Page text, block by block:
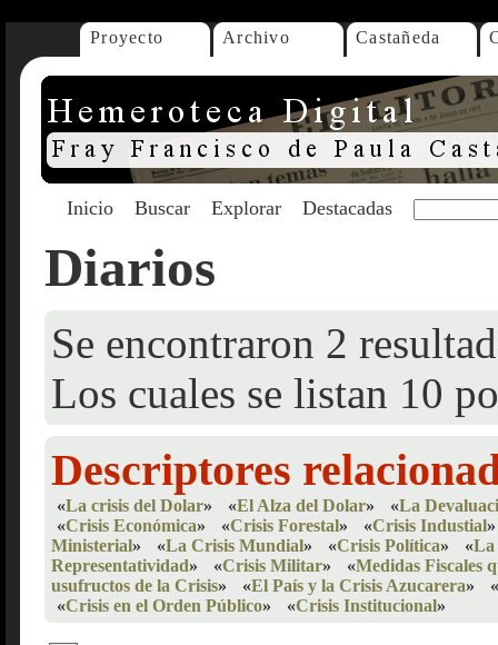
Proyecto Archivo Castañeda
Inicio Buscar Explorar Destacadas
Diarios
Se encontraron 2
Los cuales se listan 10
Descriptores
«La crisis del Dolar» «El Alza del Dolar» «La
«Crisis Económica» «Crisis Forestal» «Crisis Industial»
Ministerial» «La Crisis Mundial» «Crisis Política» «La
Representatividad» «Crisis Militar» «Medidas Fiscales
usufructos de la Crisis» «El País y la Crisis Azucarera»
«
«Crisis en el Orden Público» «Crisis Institucional»